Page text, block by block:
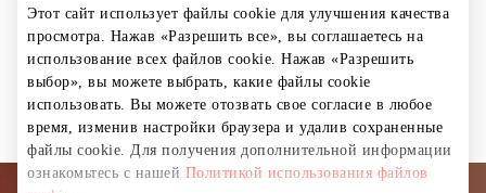
Этот сайт использует файлы cookie для улучшения качества
просмотра. Нажав «Разрешить все», вы соглашаетесь на
использование всех файлов cookie. Нажав «Разрешить
выбор», вы можете выбрать, какие файлы cookie
использовать. Вы можете отозвать свое согласие в любое
время, изменив настройки браузера и удалив сохраненные
файлы cookie. Для получения дополнительной информации
ознакомьтесь с нашей Политикой использования файлов
tailoring and casual pieces with fashion-forward attitude.
Магазины Одежда